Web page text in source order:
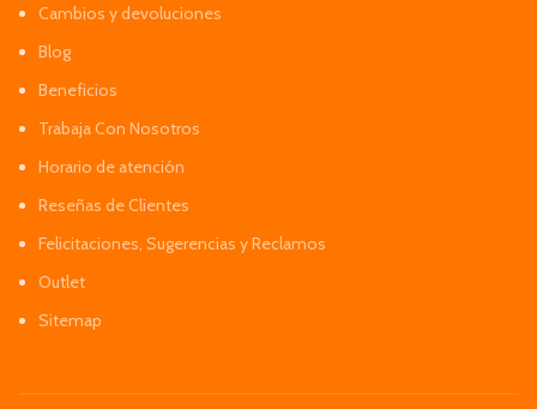
Cambios y devoluciones
Blog
Beneficios
Trabaja Con Nosotros
Horario de atención
Reseñas de Clientes
Felicitaciones, Sugerencias y Reclamos
Outlet
Sitemap